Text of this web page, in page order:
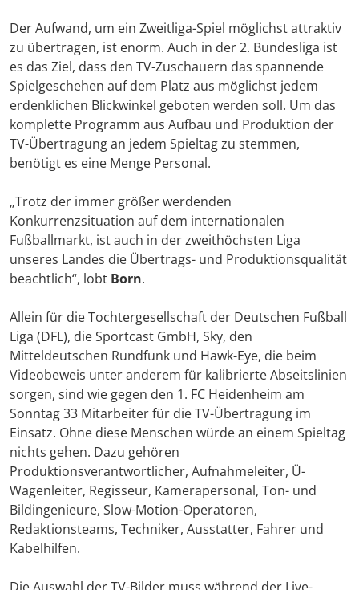
Der Aufwand, um ein Zweitliga-Spiel möglichst attraktiv
zu übertragen, ist enorm. Auch in der 2. Bundesliga ist
es das Ziel, dass den TV-Zuschauern das spannende
Spielgeschehen auf dem Platz aus möglichst jedem
erdenklichen Blickwinkel geboten werden soll. Um das
komplette Programm aus Aufbau und Produktion der
TV-Übertragung an jedem Spieltag zu stemmen,
benötigt es eine Menge Personal.
„Trotz der immer größer werdenden
Konkurrenzsituation auf dem internationalen
Fußballmarkt, ist auch in der zweithöchsten Liga
unseres Landes die Übertrags- und Produktionsqualität
beachtlich“, lobt Born.
Allein für die Tochtergesellschaft der Deutschen Fußball
Liga (DFL), die Sportcast GmbH, Sky, den
Mitteldeutschen Rundfunk und Hawk-Eye, die beim
Videobeweis unter anderem für kalibrierte Abseitslinien
sorgen, sind wie gegen den 1. FC Heidenheim am
Sonntag 33 Mitarbeiter für die TV-Übertragung im
Einsatz. Ohne diese Menschen würde an einem Spieltag
nichts gehen. Dazu gehören
Produktionsverantwortlicher, Aufnahmeleiter, Ü-
Wagenleiter, Regisseur, Kamerapersonal, Ton- und
Bildingenieure, Slow-Motion-Operatoren,
Redaktionsteams, Techniker, Ausstatter, Fahrer und
Kabelhilfen.